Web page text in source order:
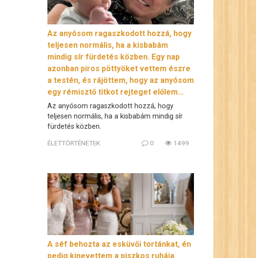
Az anyósom ragaszkodott hozzá, hogy
teljesen normális, ha a kisbabám
mindig sír fürdetés közben. Egy nap
azonban piros pöttyöket vettem észre
a testén, és rájöttem, hogy az anyósom
egy rémisztő titkot rejteget előlem…
Az anyósom ragaszkodott hozzá, hogy
teljesen normális, ha a kisbabám mindig sír
fürdetés közben.
ÉLETTÖRTÉNETEK 0 1499
A séf behozta az esküvői tortánkat, én
pedig kinevettem a piszkos ruhája